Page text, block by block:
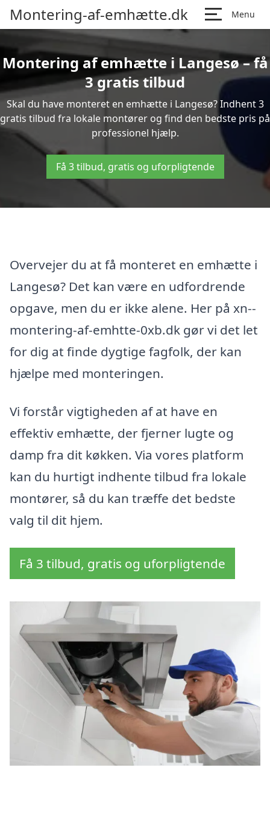
Montering-af-emhætte.dk Menu
Montering af emhætte i Langesø – få
3 gratis tilbud
Skal du have monteret en emhætte i Langesø? Indhent 3
gratis tilbud fra lokale montører og find den bedste pris på
professionel hjælp.
Få 3 tilbud, gratis og uforpligtende
Overvejer du at få monteret en emhætte i
Langesø? Det kan være en udfordrende
opgave, men du er ikke alene. Her på xn--
montering-af-emhtte-0xb.dk gør vi det let
for dig at finde dygtige fagfolk, der kan
hjælpe med monteringen.
Vi forstår vigtigheden af at have en
effektiv emhætte, der fjerner lugte og
damp fra dit køkken. Via vores platform
kan du hurtigt indhente tilbud fra lokale
montører, så du kan træffe det bedste
valg til dit hjem.
Få 3 tilbud, gratis og uforpligtende